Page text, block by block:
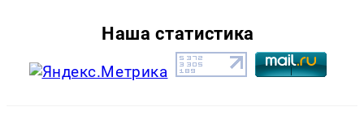
Наша статистика